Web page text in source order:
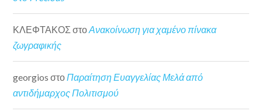
ΚΛΕΦΤΑΚΟΣ στοΑνακοίνωση για χαμένο πίνακα
ζωγραφικής
georgios στοΠαραίτηση Ευαγγελίας Μελά από
αντιδήμαρχος Πολιτισμού